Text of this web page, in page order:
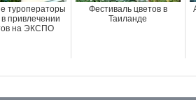
туроператоры
в привлечении
на ЭКСПО
Фестиваль цветов в
Таиланде